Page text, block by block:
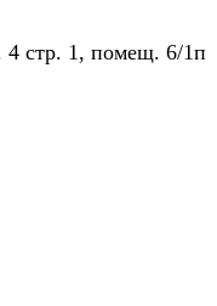
4 стр. 1, помещ. 6/1п